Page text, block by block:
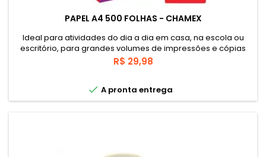
PAPEL A4 500 FOLHAS - CHAMEX
Ideal para atividades do dia a dia em casa, na escola ou
escritório, para grandes volumes de impressões e cópias
em equipamentos de alta velocidade.
Preço
R$ 29,98
 A pronta entrega